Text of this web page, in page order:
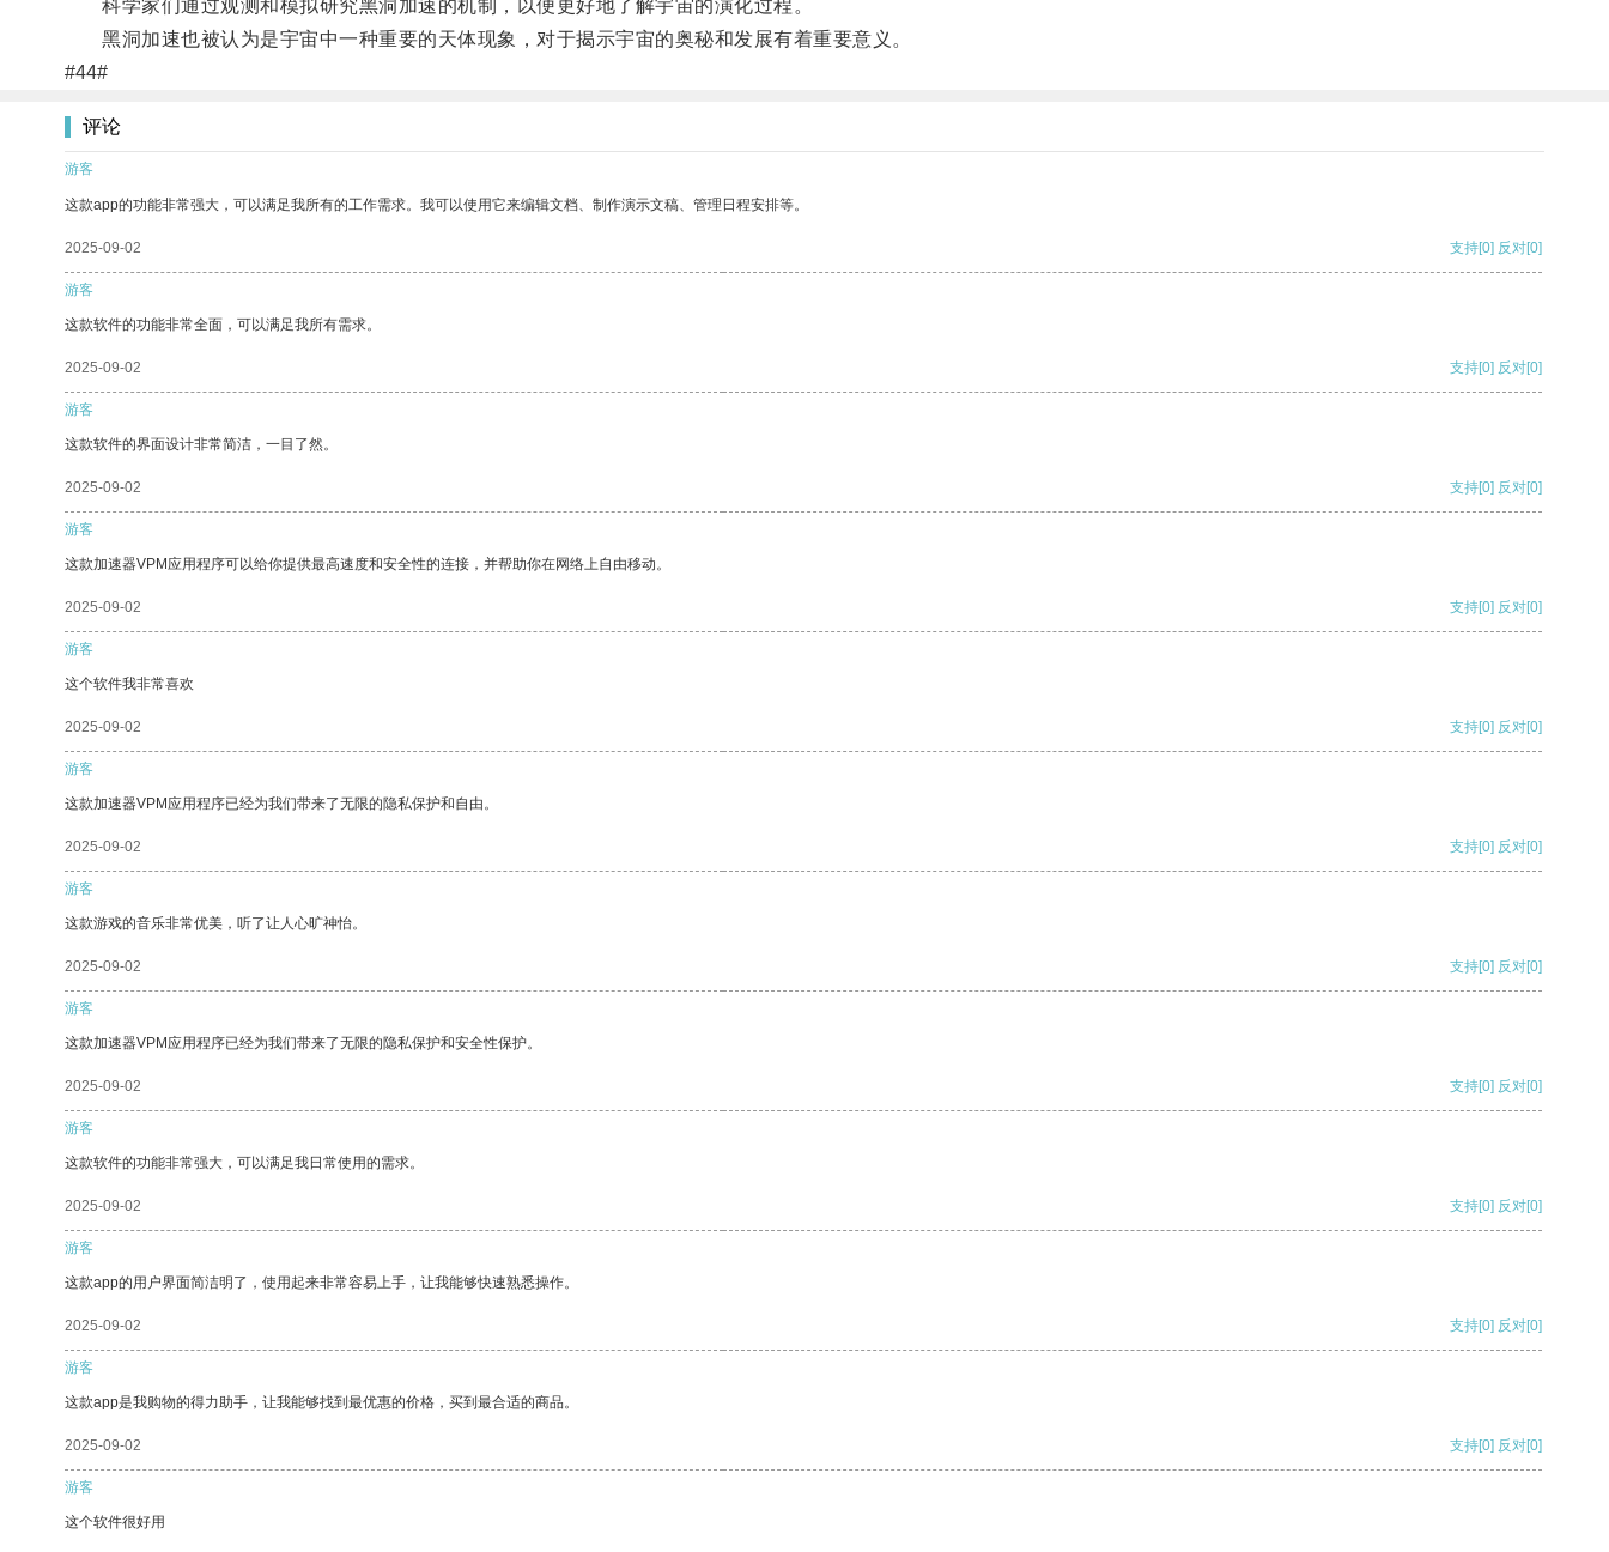
科学家们通过观测和模拟研究黑洞加速的机制，以便更好地了解宇宙的演化过程。
黑洞加速也被认为是宇宙中一种重要的天体现象，对于揭示宇宙的奥秘和发展有着重要意义。
#44#
评论
游客
这款app的功能非常强大，可以满足我所有的工作需求。我可以使用它来编辑文档、制作演示文稿、管理日程安排等。
2025-09-02 支持[0] 反对[0]
游客
这款软件的功能非常全面，可以满足我所有需求。
2025-09-02 支持[0] 反对[0]
游客
这款软件的界面设计非常简洁，一目了然。
2025-09-02 支持[0] 反对[0]
游客
这款加速器VPM应用程序可以给你提供最高速度和安全性的连接，并帮助你在网络上自由移动。
2025-09-02 支持[0] 反对[0]
游客
这个软件我非常喜欢
2025-09-02 支持[0] 反对[0]
游客
这款加速器VPM应用程序已经为我们带来了无限的隐私保护和自由。
2025-09-02 支持[0] 反对[0]
游客
这款游戏的音乐非常优美，听了让人心旷神怡。
2025-09-02 支持[0] 反对[0]
游客
这款加速器VPM应用程序已经为我们带来了无限的隐私保护和安全性保护。
2025-09-02 支持[0] 反对[0]
游客
这款软件的功能非常强大，可以满足我日常使用的需求。
2025-09-02 支持[0] 反对[0]
游客
这款app的用户界面简洁明了，使用起来非常容易上手，让我能够快速熟悉操作。
2025-09-02 支持[0] 反对[0]
游客
这款app是我购物的得力助手，让我能够找到最优惠的价格，买到最合适的商品。
2025-09-02 支持[0] 反对[0]
游客
这个软件很好用